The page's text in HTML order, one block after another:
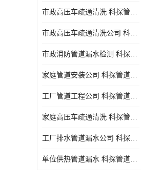
市政高压车疏通清洗 科探管道工程 设备齐
市政高压车疏通清洗公司 科探管道工程 经验丰富
市政消防管道漏水检测 科探管道工程 快速上门
家庭管道安装公司 科探管道工程 团队服务
工厂管道工程公司 科探管道工程 时效快
家庭高压车疏通清洗 科探管道工程 服务周到
工厂排水管道漏水公司 科探管道工程 快速上门
单位供热管道漏水 科探管道工程 设备齐